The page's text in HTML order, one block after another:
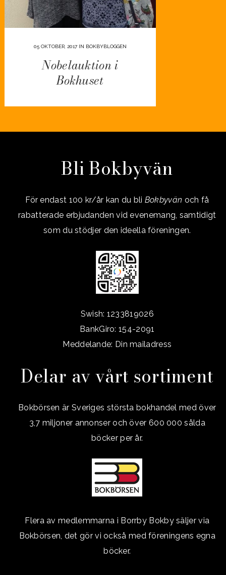
05 OKTOBER, 2017IN BOKBYBLOGGEN
Nobelauktion i
Bokhuset
Bli Bokbyvän
För endast 100 kr/år kan du bli Bokbyvän och få
rabatterade erbjudanden vid evenemang, samtidigt
som du stödjer den ideella föreningen.
Swish: 1233819026
BankGiro: 154-2091
Meddelande: Din mailadress
Delar av vårt sortiment
Bokbörsen är Sveriges största bokhandel med över
3,7 miljoner annonser och över 600 000 sålda
böcker per år.
Flera av medlemmarna i Borrby Bokby säljer via
Bokbörsen, det gör vi också med föreningens egna
böcker.